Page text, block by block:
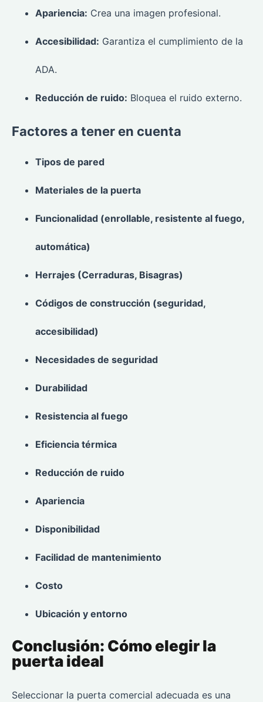
Apariencia: Crea una imagen profesional.
Accesibilidad: Garantiza el cumplimiento de la
ADA.
Reducción de ruido: Bloquea el ruido externo.
Factores a tener en cuenta
Tipos de pared
Materiales de la puerta
Funcionalidad (enrollable, resistente al fuego,
automática)
Herrajes (Cerraduras, Bisagras)
Códigos de construcción (seguridad,
accesibilidad)
Necesidades de seguridad
Durabilidad
Resistencia al fuego
Eficiencia térmica
Reducción de ruido
Apariencia
Disponibilidad
Facilidad de mantenimiento
Costo
Ubicación y entorno
Conclusión: Cómo elegir la
puerta ideal
Seleccionar la puerta comercial adecuada es una